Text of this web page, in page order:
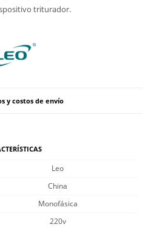
triturador.
y costos de envío
Leo
China
Monofásica
220v